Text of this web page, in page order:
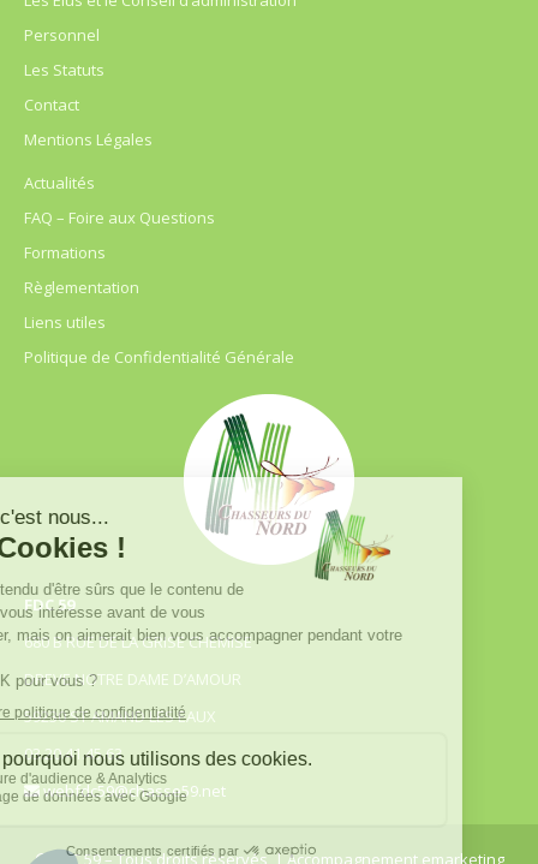
Personnel
Les Statuts
Contact
Mentions Légales
Actualités
FAQ – Foire aux Questions
Formations
Règlementation
Liens utiles
Politique de Confidentialité Générale
FDC 59
680 B RUE DE LA GRISE CHEMISE
DREVE NOTRE DAME D’AMOUR
59230 ST AMAND LES EAUX
03.20.41.45.63
webfdc59@chasse59.net
© FDC 59 – Tous droits réservés| Accompagnement emarketing